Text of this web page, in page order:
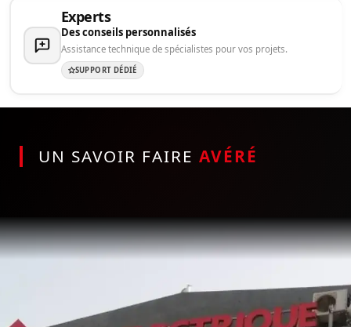
Experts
Des conseils personnalisés
Assistance technique de spécialistes pour vos projets.
SUPPORT DÉDIÉ
UN SAVOIR FAIRE AVÉRÉ